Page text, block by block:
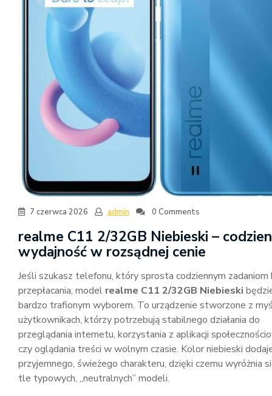
7 czerwca 2026 admin 0 Comments
realme C11 2/32GB Niebieski –
wydajność w rozsądnej cenie
Jeśli szukasz telefonu, który sprosta codziennym zadaniom
przepłacania, model realme C11 2/32GB Niebieski
bardzo trafionym wyborem. To urządzenie stworzone z
użytkownikach, którzy potrzebują stabilnego działania do
przeglądania internetu, korzystania z aplikacji
czy oglądania treści w wolnym czasie. Kolor niebieski
przyjemnego, świeżego charakteru, dzięki czemu wyróżnia
tle typowych, „neutralnych” modeli.